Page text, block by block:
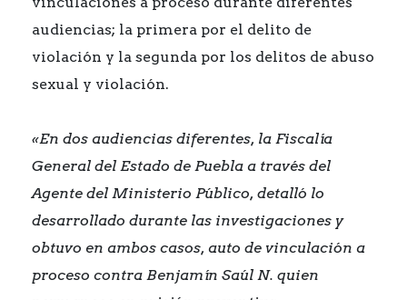
audiencias; la primera por el delito de
violación y la segunda por los delitos de abuso
sexual y violación.
«En dos audiencias diferentes, la Fiscalía
General del Estado de Puebla a través del
Agente del Ministerio Público, detalló lo
desarrollado durante las investigaciones y
obtuvo en ambos casos, auto de vinculación a
proceso contra Benjamín Saúl N. quien